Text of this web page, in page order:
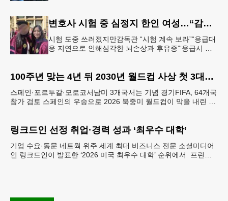
변호사 시험 중 심정지 한인 여성…“감독 부실” 소송
시험 도중 쓰러졌지만감독관 “시험 계속 보라”“응급대
응 지연으로 인해심각한 뇌손상과 후유증”‘응급시 시
100주년 맞는 4년 뒤 2030년 월드컵 사상 첫 3대륙·6개국 개최
스페인·포르투갈·모로코서남미 3개국서는 기념 경기FIFA, 64개국
참가 검토 스페인의 우승으로 2026 북중미 월드컵이 막을 내린 가
링크드인 선정 취업·경력 성과 ‘최우수 대학’
기업 수요·동문 네트웍 위주 세계 최대 비즈니스 전문 소셜미디어
인 링크드인이 발표한 ‘2026 미국 최우수 대학’ 순위에서 프린스